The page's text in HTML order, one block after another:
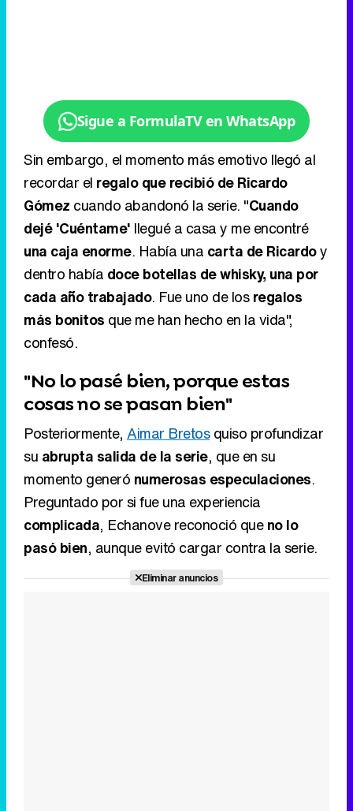
Sigue a FormulaTV en WhatsApp
Sin embargo, el momento más emotivo llegó al
recordar el regalo que recibió de Ricardo
Gómez cuando abandonó la serie. "Cuando
dejé 'Cuéntame' llegué a casa y me encontré
una caja enorme. Había una carta de Ricardoy
dentro había doce botellas de whisky, una por
cada año trabajado. Fue uno de losregalos
más bonitos que me han hecho en la vida",
confesó.
"No lo pasé bien, porque estas
cosas no se pasan bien"
Posteriormente, Aimar Bretosquiso profundizar
su abrupta salida de la serie, que en su
momento generó numerosas especulaciones.
Preguntado por si fue una experiencia
complicada, Echanove reconoció queno lo
pasó bien, aunque evitó cargar contra la serie.
Eliminar anuncios